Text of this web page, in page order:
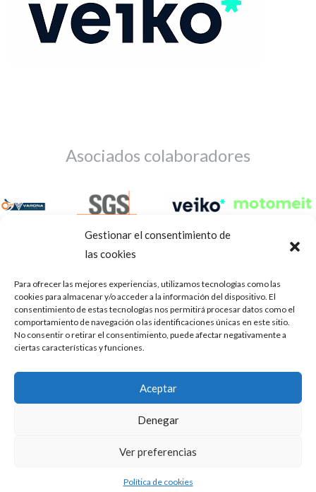
Gestionar el consentimiento de
las cookies
Para ofrecer las mejores experiencias, utilizamos tecnologías como las
cookies para almacenar y/o acceder a la información del dispositivo. El
consentimiento de estas tecnologías nos permitirá procesar datos como el
comportamiento de navegación o las identificaciones únicas en este sitio.
No consentir o retirar el consentimiento, puede afectar negativamente a
ciertas características y funciones.
Aceptar
Denegar
Ver preferencias
Política de cookies
Asociados colaboradores
Aviso Legal Política de privacidad Portal de transparencia
ASOCIACIÓN DE TALLERES DE REPARACIÓN DE
AUTOMÓVILES • CIF: G14023832
Mediación, Arbitraje y Conciliación, de la Consejería de Empleo
Puedes aprender más sobre qué cookies utilizamos o